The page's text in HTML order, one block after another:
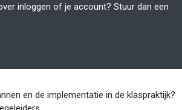
inloggen of je account? Stuur dan een
en de implementatie in de klaspraktijk?